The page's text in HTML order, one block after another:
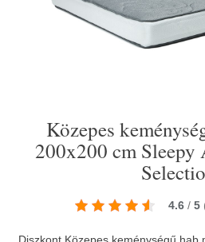
Közepes
200x200 cm Sleepy
4.6 / 5